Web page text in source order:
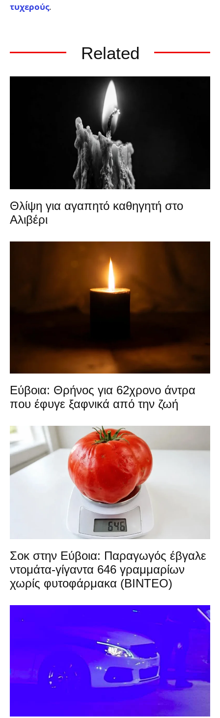
τυχερούς.
Related
Θλίψη για αγαπητό καθηγητή στο
Αλιβέρι
Εύβοια: Θρήνος για 62χρονο άντρα
που έφυγε ξαφνικά από την ζωή
Σοκ στην Εύβοια: Παραγωγός έβγαλε
ντομάτα-γίγαντα 646 γραμμαρίων
χωρίς φυτοφάρμακα (ΒΙΝΤΕΟ)